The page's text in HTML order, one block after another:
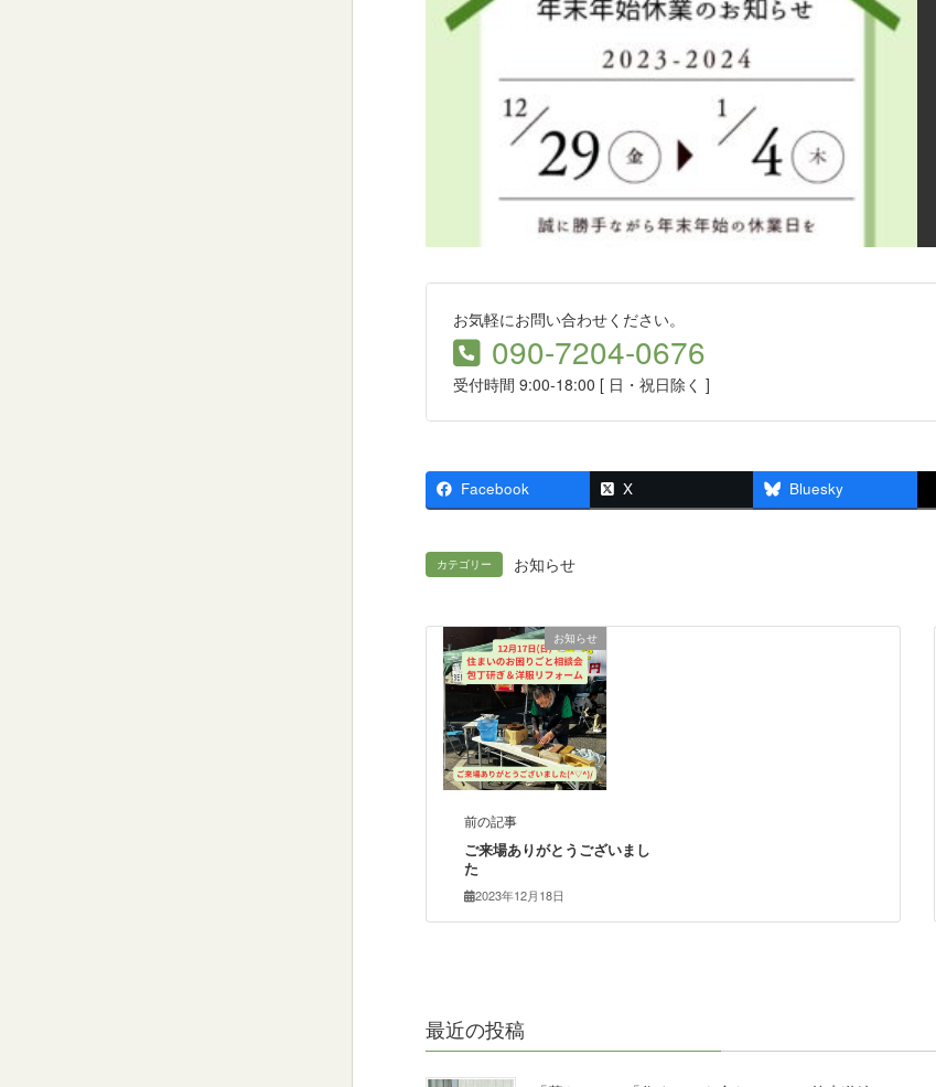
お気軽にお問い合わせください。
090-7204-0676
受付時間 9:00-18:00 [ 日・祝日除く ]
Facebook X Bluesky
カテゴリー お知らせ
お知らせ
前の記事
ご来場ありがとうございまし
た
2023年12月18日
最近の投稿